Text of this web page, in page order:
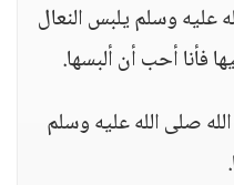
عليه وسلم يلبس النعال
فأنا أحب أن ألبسها.
صلى الله عليه وسلم